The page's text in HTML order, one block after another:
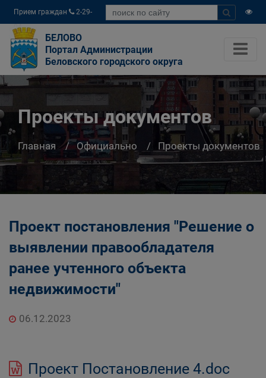
Прием граждан
2-29-
04
БЕЛОВО
Портал Администрации
Беловского городского округа
Проекты документов
Главная Официально Проекты документов
Проект постановления "Решение о
выявлении правообладателя
ранее учтенного объекта
недвижимости"
06.12.2023
Проект Постановление 4.doc